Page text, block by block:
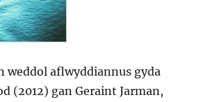
weddol aflwyddiannus gyda
(2012) gan Geraint Jarman,